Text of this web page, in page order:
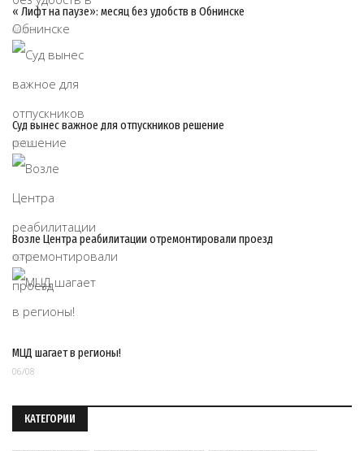
« Лифт на паузе»: месяц без удобств в Обнинске
06/08
Суд вынес важное для отпускников решение
06/08
Возле Центра реабилитации отремонтировали проезд
06/08
МЦД шагает в регионы!
06/08
КАТЕГОРИИ